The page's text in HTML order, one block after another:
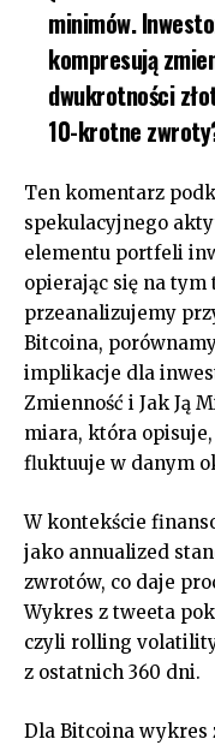
minimów.
kompresują
dwukrotności
10-krotne
Ten komentarz
spekulacyjnego
elementu portfeli
opierając się na
przeanalizujemy
Bitcoina,
implikacje dla
Zmienność i Jak Ją
miara, która
fluktuuje w danym
W kontekście
jako annualized
zwrotów, co daje
Wykres z tweeta
czyli rolling
z ostatnich 360 dni.
Dla Bitcoina wykres